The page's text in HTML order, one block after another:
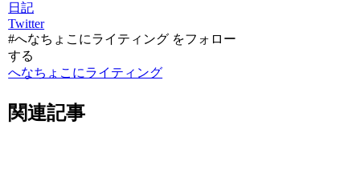
日記
Twitter
#へなちょこにライティング をフォロー
する
へなちょこにライティング
関連記事